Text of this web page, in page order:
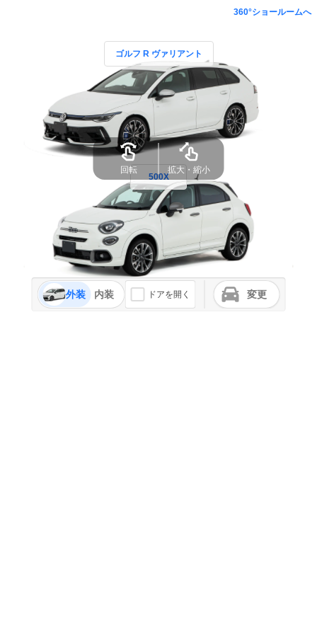
360°ショールームへ
ゴルフ R ヴァリアント
500X
外装 内装 ドアを開く 変更
回転 拡大・縮小